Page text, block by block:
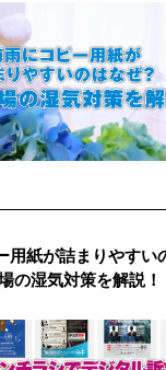
用紙が詰まりやすい
の湿気対策を解説！